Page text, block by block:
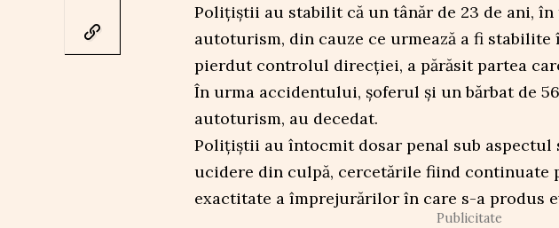
Polițiștii au stabilit că un tânăr de 23 de ani,
autoturism, din cauze ce urmează a fi
pierdut controlul direcției, a părăsit partea
În urma accidentului, șoferul și un bărbat de
autoturism, au decedat.
Polițiștii au întocmit dosar penal sub
ucidere din culpă, cercetările fiind continuate
exactitate a împrejurărilor în care s-a produs
Publicitate